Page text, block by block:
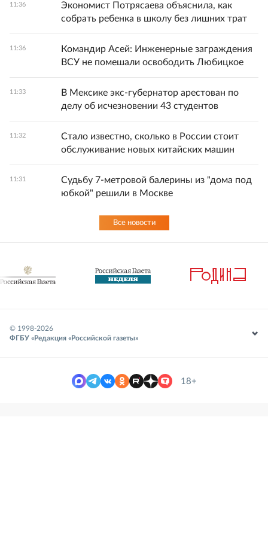
11:36
Экономист Потрясаева объяснила, как
собрать ребенка в школу без лишних трат
11:36
Командир Асей: Инженерные заграждения
ВСУ не помешали освободить Любицкое
11:33
В Мексике экс-губернатор арестован по
делу об исчезновении 43 студентов
11:32
Стало известно, сколько в России стоит
обслуживание новых китайских машин
11:31
Судьбу 7-метровой балерины из "дома под
юбкой" решили в Москве
Все новости
© 1998-2026
ФГБУ «Редакция «Российской газеты»
18+